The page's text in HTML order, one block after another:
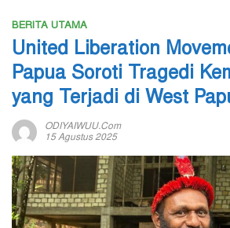
BERITA UTAMA
United Liberation
Papua Soroti Tragedi
yang Terjadi di West
ODIYAIWUU.com
15 Agustus 2025